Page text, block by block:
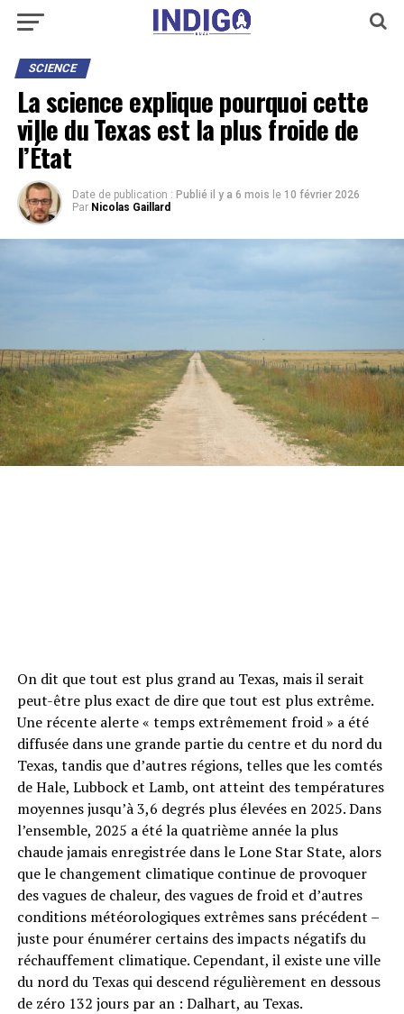
SCIENCE
La science explique pourquoi cette
ville du Texas est la plus froide de
l’État
Date de publication : Publié il y a 6 mois le 10 février 2026
Par Nicolas Gaillard
On dit que tout est plus grand au Texas, mais il serait
peut-être plus exact de dire que tout est plus extrême.
Une récente alerte « temps extrêmement froid » a été
diffusée dans une grande partie du centre et du nord du
Texas, tandis que d’autres régions, telles que les comtés
de Hale, Lubbock et Lamb, ont atteint des températures
moyennes jusqu’à 3,6 degrés plus élevées en 2025. Dans
l’ensemble, 2025 a été la quatrième année la plus
chaude jamais enregistrée dans le Lone Star State, alors
que le changement climatique continue de provoquer
des vagues de chaleur, des vagues de froid et d’autres
conditions météorologiques extrêmes sans précédent – ​​
juste pour énumérer certains des impacts négatifs du
réchauffement climatique. Cependant, il existe une ville
du nord du Texas qui descend régulièrement en dessous
de zéro 132 jours par an : Dalhart, au Texas.